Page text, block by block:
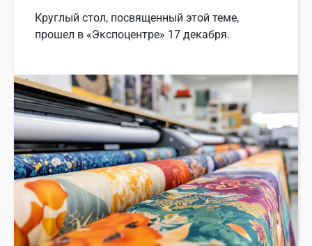
Круглый стол, посвященный этой теме,
прошел в «Экспоцентре» 17 декабря.